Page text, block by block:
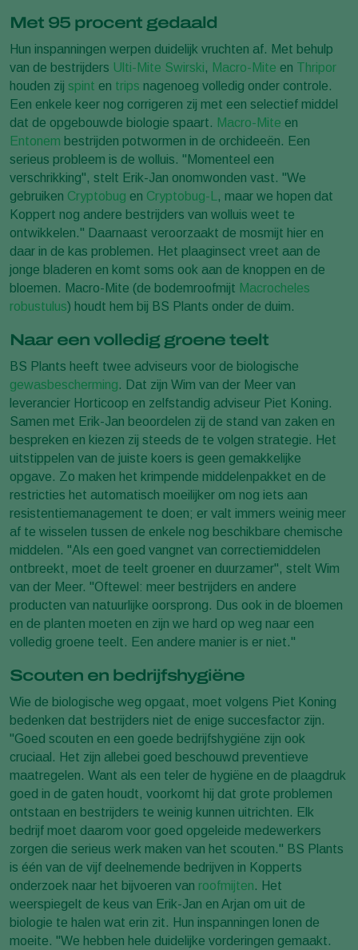
Met 95 procent gedaald
Hun inspanningen werpen duidelijk vruchten af. Met behulp
van de bestrijders Ulti-Mite Swirski, Macro-Mite en Thripor
houden zij spint en trips nagenoeg volledig onder controle.
Een enkele keer nog corrigeren zij met een selectief middel
dat de opgebouwde biologie spaart. Macro-Mite en
Entonem bestrijden potwormen in de orchideeën. Een
serieus probleem is de wolluis. "Momenteel een
verschrikking", stelt Erik-Jan onomwonden vast. "We
gebruiken Cryptobug en Cryptobug-L
, maar we hopen dat
Koppert nog andere bestrijders van wolluis weet te
ontwikkelen." Daarnaast veroorzaakt de mosmijt hier en
daar in de kas problemen. Het plaaginsect vreet aan de
jonge bladeren en komt soms ook aan de knoppen en de
bloemen. Macro-Mite (de bodemroofmijt Macrocheles
robustulus) houdt hem bij BS Plants onder de duim.
Naar een volledig groene teelt
BS Plants heeft twee adviseurs voor de biologische
gewasbescherming. Dat zijn Wim van der Meer van
leverancier Horticoop en zelfstandig adviseur Piet Koning.
Samen met Erik-Jan beoordelen zij de stand van zaken en
bespreken en kiezen zij steeds de te volgen strategie. Het
uitstippelen van de juiste koers is geen gemakkelijke
opgave. Zo maken het krimpende middelenpakket en de
restricties het automatisch moeilijker om nog iets aan
resistentiemanagement te doen; er valt immers weinig meer
af te wisselen tussen de enkele nog beschikbare chemische
middelen. "Als een goed vangnet van correctiemiddelen
ontbreekt, moet de teelt groener en duurzamer", stelt Wim
van der Meer. "Oftewel: meer bestrijders en andere
producten van natuurlijke oorsprong. Dus ook in de bloemen
en de planten moeten en zijn we hard op weg naar een
volledig groene teelt. Een andere manier is er niet."
Scouten en bedrijfshygiëne
Wie de biologische weg opgaat, moet volgens Piet Koning
bedenken dat bestrijders niet de enige succesfactor zijn.
"Goed scouten en een goede bedrijfshygiëne zijn ook
cruciaal. Het zijn allebei goed beschouwd preventieve
maatregelen. Want als een teler de hygiëne en de plaagdruk
goed in de gaten houdt, voorkomt hij dat grote problemen
ontstaan en bestrijders te weinig kunnen uitrichten. Elk
bedrijf moet daarom voor goed opgeleide medewerkers
zorgen die serieus werk maken van het scouten." BS Plants
is één van de vijf deelnemende bedrijven in Kopperts
onderzoek naar het bijvoeren van roofmijten. Het
weerspiegelt de keus van Erik-Jan en Arjan om uit de
biologie te halen wat erin zit. Hun inspanningen lonen de
moeite. "We hebben hele duidelijke vorderingen gemaakt.